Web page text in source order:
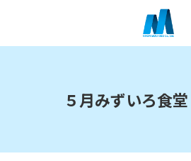
５月みずいろ食